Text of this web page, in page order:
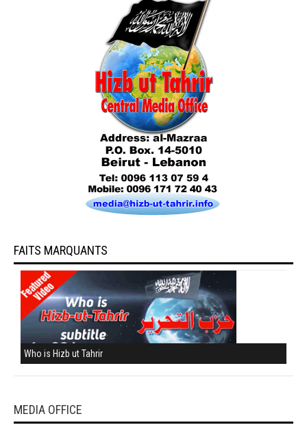
FAITS MARQUANTS
Who is Hizb ut Tahrir
MEDIA OFFICE